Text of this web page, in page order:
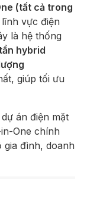
(tất cả trong
vực điện
là hệ thống
hybrid
giúp tối ưu
án điện mặt
One chính
gia đình, doanh